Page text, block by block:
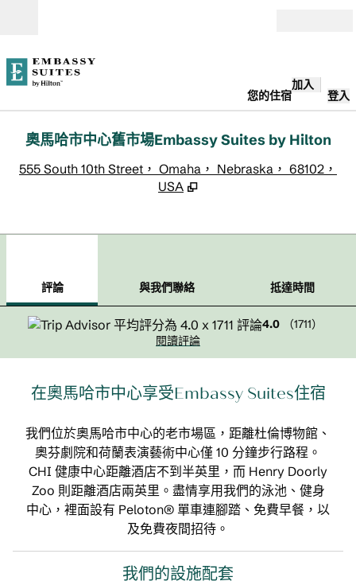
您的住宿
加入
登入
奧馬哈市中心舊市場Embassy Suites by Hilton
555 South 10th Street， Omaha， Nebraska， 68102，
USA
評論 與我們聯絡
抵達時間
4.0 （1711）
閱讀評論
在奧馬哈市中心享受Embassy Suites住宿
我們位於奧馬哈市中心的老市場區，距離杜倫博物館、
奧芬劇院和荷蘭表演藝術中心僅 10 分鐘步行路程。
CHI 健康中心距離酒店不到半英里，而 Henry Doorly
Zoo 則距離酒店兩英里。盡情享用我們的泳池、健身
中心，裡面設有 Peloton® 單車連腳踏、免費早餐，以
及免費夜間招待。
我們的設施配套